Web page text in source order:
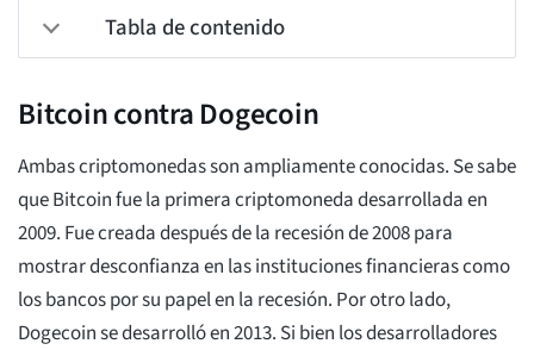
Tabla de contenido
Bitcoin contra Dogecoin
Ambas criptomonedas son ampliamente conocidas. Se sabe
que Bitcoin fue la primera criptomoneda desarrollada en
2009. Fue creada después de la recesión de 2008 para
mostrar desconfianza en las instituciones financieras como
los bancos por su papel en la recesión. Por otro lado,
Dogecoin se desarrolló en 2013. Si bien los desarrolladores